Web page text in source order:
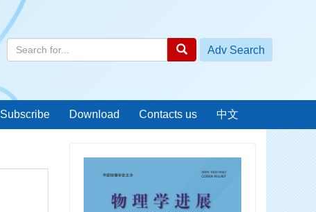
Subscribe Download Contacts us 中文